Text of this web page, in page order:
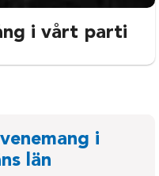
i vårt parti
i
län